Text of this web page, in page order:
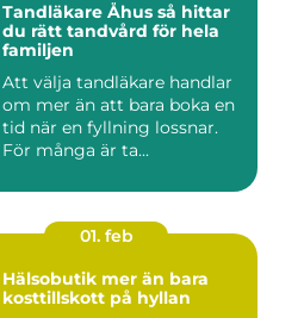
Tandläkare Åhus så hittar
du rätt tandvård för hela
familjen
Att välja tandläkare handlar
om mer än att bara boka en
tid när en fyllning lossnar.
För många är ta...
01. feb
Hälsobutik mer än bara
kosttillskott på hyllan